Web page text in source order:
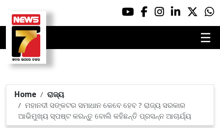
☰
Home
ରାଜ୍ୟ
ମହାନଦୀ ସଙ୍କଟର ସମାଧାନ କେବେ ହେବ ? ରାଜ୍ୟ ସରକାର
ଆଭିମୁଖ୍ୟ ସ୍ପଷ୍ଟ କରନ୍ତୁ ବୋଲି କହିଛନ୍ତି ପ୍ରସନ୍ନ ଆଚାର୍ଯ୍ୟ